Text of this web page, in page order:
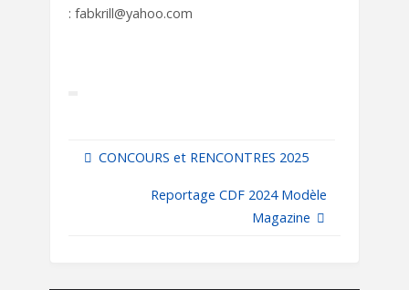
: fabkrill@yahoo.com
CONCOURS et RENCONTRES 2025
Reportage CDF 2024 Modèle
Magazine